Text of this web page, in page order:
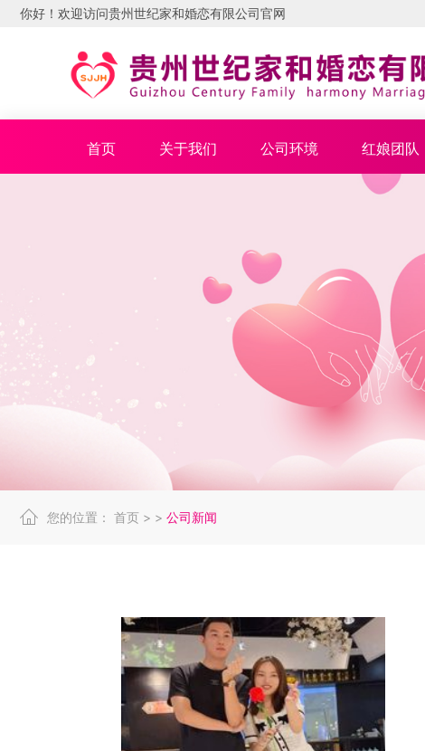
你好！欢迎访问贵州世纪家和婚恋有限公司官网
首页 关于我们 公司环境 红娘团队
您的位置： 首页 > > 公司新闻